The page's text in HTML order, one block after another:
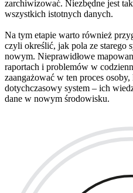
zarchiwizować. Niezbędne jest
wszystkich istotnych danych.
Na tym etapie warto również
czyli określić, jak pola ze starego
nowym. Nieprawidłowe
raportach i problemów w
zaangażować w ten proces
dotychczasowy system – ich
dane w nowym środowisku.